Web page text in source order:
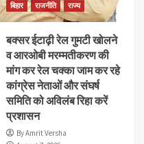
बिहार
राजनीति राज्य
बक्सर ईटाढ़ी रेल गुमटी खोलने
व आरओबी मरम्मतीकरण की
मांग कर रेल चक्का जाम कर रहे
कांग्रेस नेताओं और संघर्ष
समिति को अविलंब रिहा करें
प्रशासन
By Amrit Versha